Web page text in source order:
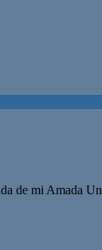
mi Amada